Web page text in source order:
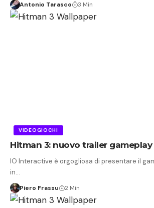
Antonio Tarasco 3 Min
VIDEOGIOCHI
Hitman 3: nuovo trailer
IO Interactive è orgogliosa di presentare il
in…
Piero Frassu 2 Min